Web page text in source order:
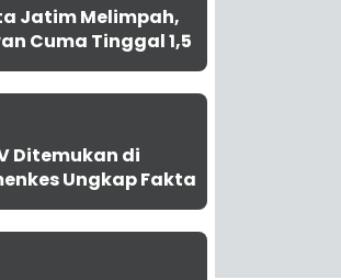
Jatim Melimpah,
Cuma Tinggal 1,5
Ditemukan di
Ungkap Fakta